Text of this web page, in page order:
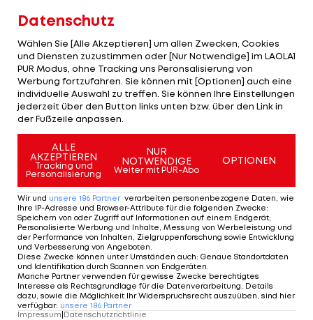
Caps-Superstar Alex Ovechkin verlängert seine
Punkteserie auf sieben Spiele. Der 36-jährige
Russe erzielt seinen 22. Saisontreffer 51 Sekunden
vor Schluss ins leere Jets-Tor.
Die New York Rangers unterliegen den Vegas
Golden Knights mit 2:3 im Penaltyschießen, die
Pittsburgh Penguins bezwingen die Buffalo Sabres
mit 3:2 in der Verlängerung und die Nashville
Predators feiern mit ihrem 3:2-Overtime-Erfolg
bei den Chicago Blackhawks den siebten Sieg in
Serie.
Datenschutz
Wählen Sie [Alle Akzeptieren] um allen Zwecken, Cookies
und Diensten zuzustimmen oder [Nur Notwendige] im LAOLA1
PUR Modus, ohne Tracking uns Peronsalisierung von
Werbung fortzufahren. Sie können mit [Optionen] auch eine
individuelle Auswahl zu treffen. Sie können Ihre Einstellungen
jederzeit über den Button links unten bzw. über den Link in
der Fußzeile anpassen.
ALLE
AKZEPTIEREN
Tracking und
Personalisierung
NUR
NOTWENDIGE
Weiter mit PUR-Abo
OPTIONEN
Wir und unsere 186 Partner verarbeiten personenbezogene Daten, wie
Ihre IP-Adresse und Browser-Attribute für die folgenden Zwecke:
Speichern von oder Zugriff auf Informationen auf einem Endgerät;
Personalisierte Werbung und Inhalte, Messung von Werbeleistung und
der Performance von Inhalten, Zielgruppenforschung sowie Entwicklung
und Verbesserung von Angeboten
Diese Zwecke können unter Umständen auch: Genaue Standortdaten
und Identifikation durch Scannen von Endgeräten
Manche Partner verwenden für gewisse Zwecke berechtigtes
Interesse als Rechtsgrundlage für die Datenverarbeitung. Details
dazu, sowie die Möglichkeit Ihr Widerspruchsrecht auszuüben, sind hier
verfügbar: unsere 186 Partner
Impressum|Datenschutzrichtlinie